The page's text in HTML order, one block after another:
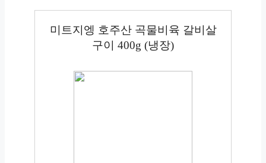
미트지엥 호주산 곡물비육 갈비살
구이 400g (냉장)